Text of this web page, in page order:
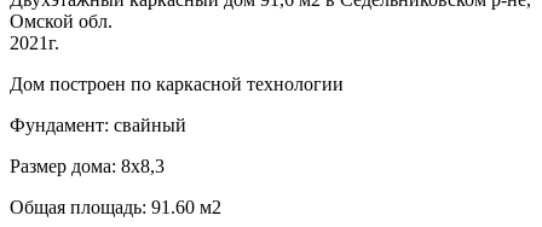
Омской обл.
2021г.
Дом построен по каркасной технологии
Фундамент: свайный
Размер дома: 8х8,3
Общая площадь: 91.60 м2